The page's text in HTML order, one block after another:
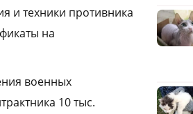
и техники противника
на
военных
10 тыс.